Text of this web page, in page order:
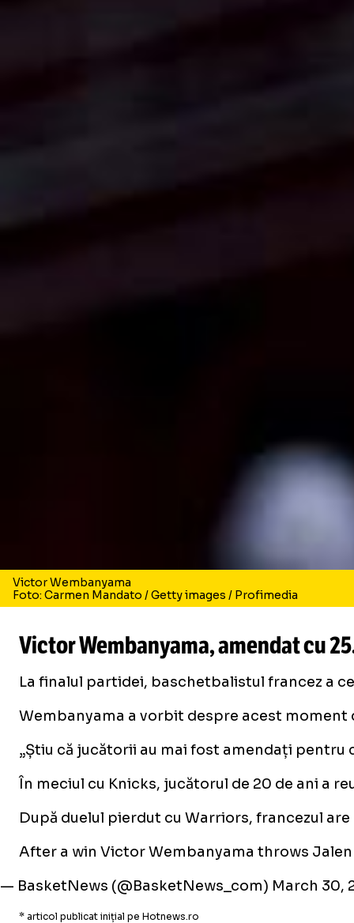
Victor Wembanyama
Foto: Carmen Mandato / Getty images / Profimedia
Victor Wembanyama, amendat cu
La finalul partidei, baschetbalistul francez a
Wembanyama a vorbit despre acest moment
„Știu că jucătorii au mai fost amendați pentru
În meciul cu Knicks, jucătorul de 20 de ani a
După duelul pierdut cu Warriors, francezul
After a win Victor Wembanyama throws
— BasketNews (@BasketNews_com) March 30,
* articol publicat inițial pe Hotnews.ro